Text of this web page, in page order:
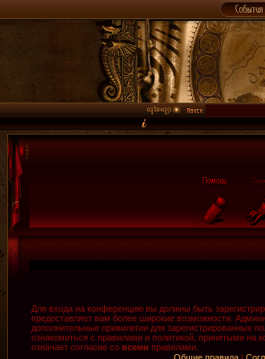
Для входа на конференцию вы должны быть
предоставляет вам более широкие возможности.
дополнительные привилегии для зарегистрированных
ознакомиться с правилами и политикой, принятыми
означает согласие со всеми правилами.